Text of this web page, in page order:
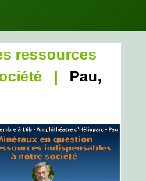
ressources
|
Pau,